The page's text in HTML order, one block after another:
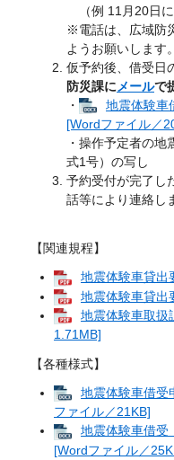
（例 11月20日に
※電話は、広域防
ようお願いします。
仮予約後、借受日
防災課に メールで
・
地震体験車
[Wordファイル／
・操作予定者の
式1号）の写し
予約受付が完了し
話等により連絡し
【関連規程】
地震体験車貸出
地震体験車貸出
地震体験車取扱
1.71MB]
【各種様式】
地震体験車借受
ファイル／21KB]
地震体験車借受
[Wordファイル／